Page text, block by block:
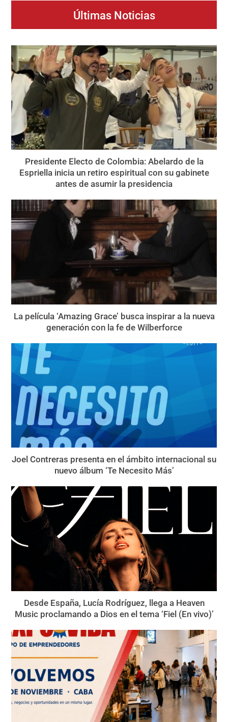
Últimas Noticias
Presidente Electo de Colombia: Abelardo de la
Espriella inicia un retiro espiritual con su gabinete
antes de asumir la presidencia
La película ‘Amazing Grace’ busca inspirar a la nueva
generación con la fe de Wilberforce
Joel Contreras presenta en el ámbito internacional su
nuevo álbum ‘Te Necesito Más’
Desde España, Lucía Rodríguez, llega a Heaven
Music proclamando a Dios en el tema ‘Fiel (En vivo)’